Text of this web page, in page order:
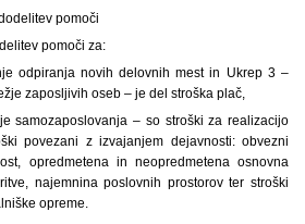
pomoči
pomoči za:
odpiranja novih delovnih mest in Ukrep 3 –
zaposljivih oseb – je del stroška plač,
samozaposlovanja – so stroški za realizacijo
povezani z izvajanjem dejavnosti: obvezni
opredmetena in neopredmetena osnovna
najemnina poslovnih prostorov ter stroški
opreme.